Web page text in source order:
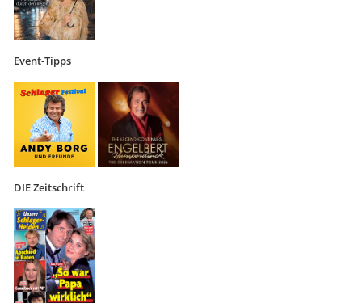
Event-Tipps
DIE Zeitschrift